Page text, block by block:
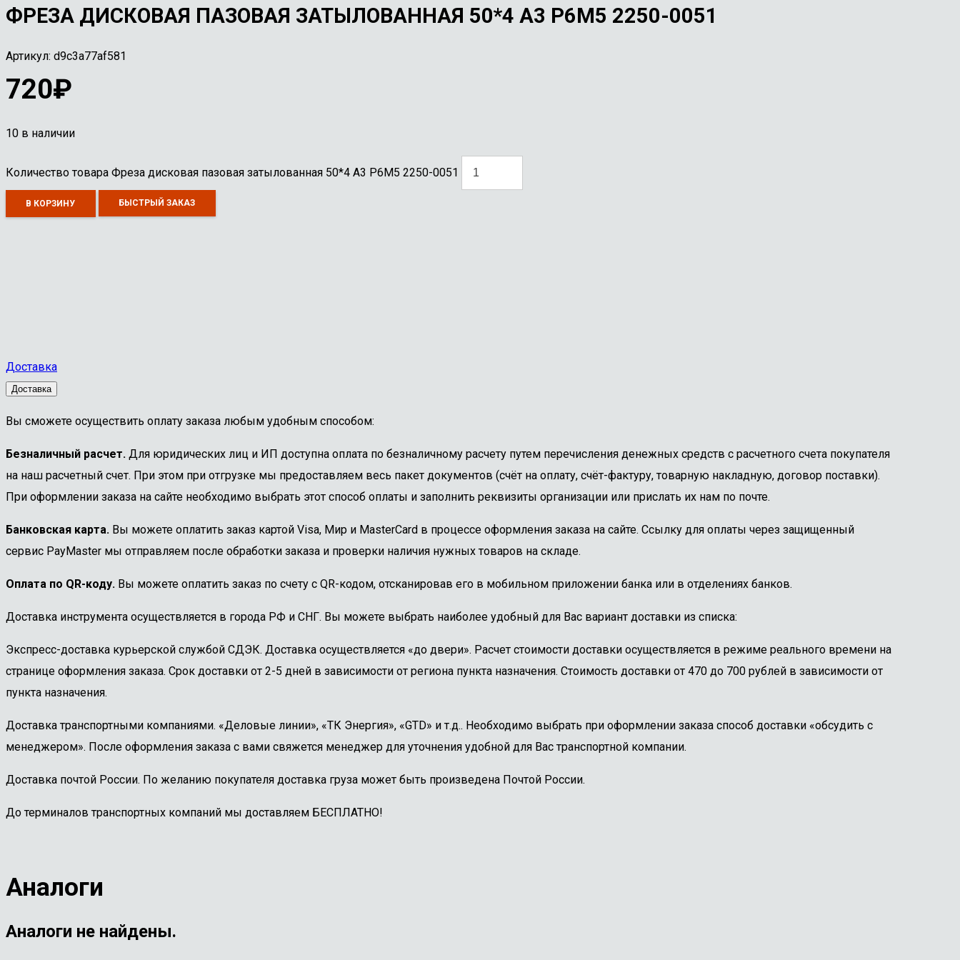
ФРЕЗА ДИСКОВАЯ ПАЗОВАЯ ЗАТЫЛОВАННАЯ 50*4 А3 Р6М5 2250-0051
Артикул: d9c3a77af581
720₽
10 в наличии
Количество товара Фреза дисковая пазовая затылованная 50*4 А3 Р6М5 2250-0051
В КОРЗИНУ БЫСТРЫЙ ЗАКАЗ
Доставка
Доставка
Вы сможете осуществить оплату заказа любым удобным способом:
Безналичный расчет. Для юридических лиц и ИП доступна оплата по безналичному расчету путем перечисления денежных средств с расчетного счета покупателя
на наш расчетный счет. При этом при отгрузке мы предоставляем весь пакет документов (счёт на оплату, счёт-фактуру, товарную накладную, договор поставки).
При оформлении заказа на сайте необходимо выбрать этот способ оплаты и заполнить реквизиты организации или прислать их нам по почте.
Банковская карта. Вы можете оплатить заказ картой Visa, Мир и MasterCard в процессе оформления заказа на сайте. Ссылку для оплаты через защищенный
сервис PayMaster мы отправляем после обработки заказа и проверки наличия нужных товаров на складе.
Оплата по QR-коду. Вы можете оплатить заказ по счету с QR-кодом, отсканировав его в мобильном приложении банка или в отделениях банков.
Доставка инструмента осуществляется в города РФ и СНГ. Вы можете выбрать наиболее удобный для Вас вариант доставки из списка:
Экспресс-доставка курьерской службой СДЭК. Доставка осуществляется «до двери». Расчет стоимости доставки осуществляется в режиме реального времени на
странице оформления заказа. Срок доставки от 2-5 дней в зависимости от региона пункта назначения. Стоимость доставки от 470 до 700 рублей в зависимости от
пункта назначения.
Доставка транспортными компаниями. «Деловые линии», «ТК Энергия», «GTD» и т.д.. Необходимо выбрать при оформлении заказа способ доставки «обсудить с
менеджером». После оформления заказа с вами свяжется менеджер для уточнения удобной для Вас транспортной компании.
Доставка почтой России. По желанию покупателя доставка груза может быть произведена Почтой России.
До терминалов транспортных компаний мы доставляем БЕСПЛАТНО!
Аналоги
Аналоги не найдены.